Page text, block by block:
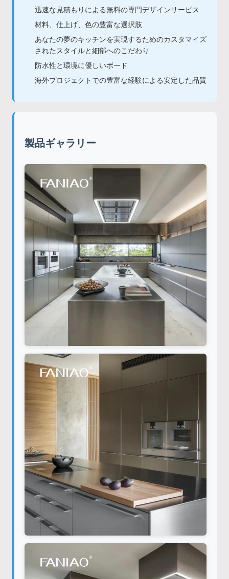
迅速な見積もりによる無料の専門デザインサービス
材料、仕上げ、色の豊富な選択肢
あなたの夢のキッチンを実現するためのカスタマイズ
されたスタイルと細部へのこだわり
防水性と環境に優しいボード
海外プロジェクトでの豊富な経験による安定した品質
製品ギャラリー